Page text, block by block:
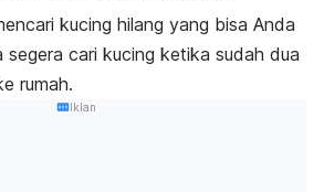
kucing hilang yang bisa Anda
segera cari kucing ketika sudah dua
rumah.
Iklan